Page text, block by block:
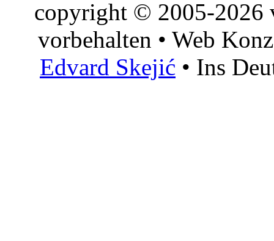
copyright © 2005-2026
vorbehalten • Web
Edvard Skejić • Ins